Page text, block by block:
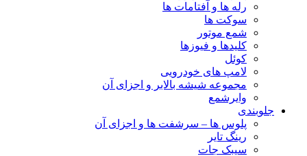
رله ها و آفتامات ها
سوکت ها
شمع موتور
کلیدها و فیوزها
کوئل
لامپ های خودرویی
مجموعه شیشه بالابر و اجزای آن
وایرشمع
جلوبندی
پلوس ها – سرشفت ها و اجزای آن
رینگ تایر
سیبک جات